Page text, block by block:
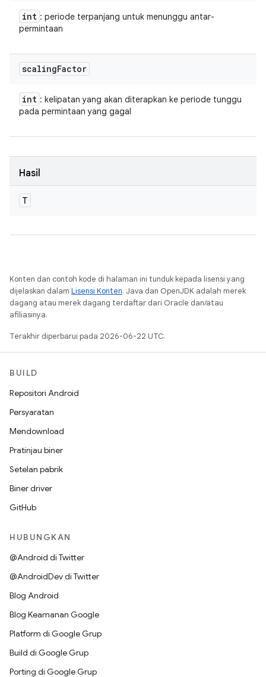
int : periode terpanjang untuk menunggu antar-
permintaan
scalingFactor
int : kelipatan yang akan diterapkan ke periode tunggu
pada permintaan yang gagal
Hasil
T
Konten dan contoh kode di halaman ini tunduk kepada lisensi yang
dijelaskan dalam Lisensi Konten. Java dan OpenJDK adalah merek
dagang atau merek dagang terdaftar dari Oracle dan/atau
afiliasinya.
Terakhir diperbarui pada 2026-06-22 UTC.
BUILD
Repositori Android
Persyaratan
Mendownload
Pratinjau biner
Setelan pabrik
Biner driver
GitHub
HUBUNGKAN
@Android di Twitter
@AndroidDev di Twitter
Blog Android
Blog Keamanan Google
Platform di Google Grup
Build di Google Grup
Porting di Google Grup